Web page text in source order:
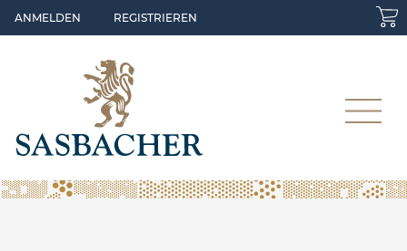
Skip to main content
ANMELDEN REGISTRIEREN